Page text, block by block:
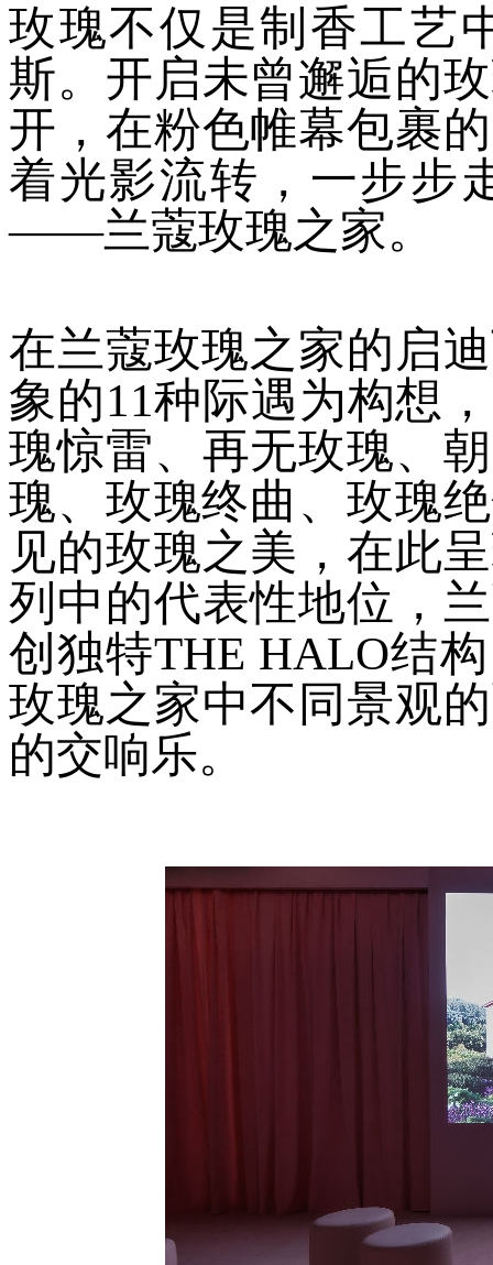
玫瑰不仅是制香工艺
斯。开启未曾邂逅的
开，在粉色帷幕包裹
着光影流转，一步步
——兰蔻玫瑰之家。
在兰蔻玫瑰之家的启
象的11种际遇为构想
瑰惊雷、再无玫瑰、
瑰、玫瑰终曲、玫瑰
见的玫瑰之美，在此
列中的代表性地位，
创独特THE HALO结
玫瑰之家中不同景观
的交响乐。